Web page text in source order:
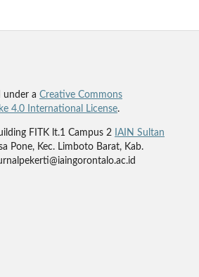
under a Creative Commons
4.0 International License.
FITK lt.1 Campus 2
IAIN Sultan
Pone, Kec. Limboto Barat, Kab.